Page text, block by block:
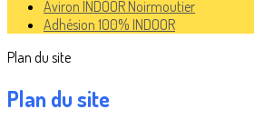
Aviron INDOOR Noirmoutier
Adhésion 100% INDOOR
Plan du site
Plan du site